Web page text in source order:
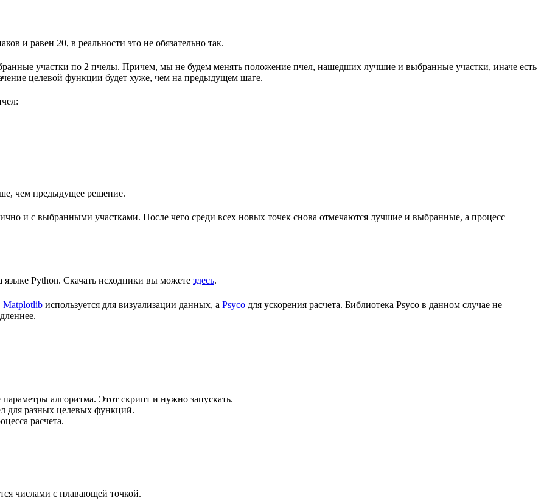
и равен 20, в реальности это не обязательно так.
участки по 2 пчелы. Причем, мы не будем менять положение пчел, нашедших лучшие и выбранные участки, иначе есть
целевой функции будет хуже, чем на предыдущем шаге.
чем предыдущее решение.
и с выбранными участками. После чего среди всех новых точек снова отмечаются лучшие и выбранные, а процесс
Python. Скачать исходники вы можете здесь.
Matplotlib используется для визуализации данных, а Psyco для ускорения расчета. Библиотека Psyco в данном случае не
алгоритма. Этот скрипт и нужно запускать.
для разных целевых функций.
расчета.
числами с плавающей точкой.